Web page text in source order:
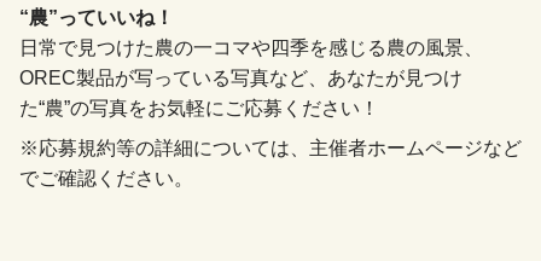
“農”っていいね！
日常で見つけた農の一コマや四季を感じる農の風景、
OREC製品が写っている写真など、あなたが見つけ
た“農”の写真をお気軽にご応募ください！
※応募規約等の詳細については、主催者ホームページなど
でご確認ください。